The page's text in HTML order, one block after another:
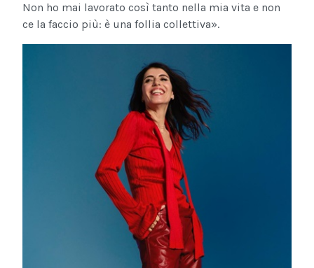
Non ho mai lavorato così tanto nella mia vita e non
ce la faccio più: è una follia collettiva».